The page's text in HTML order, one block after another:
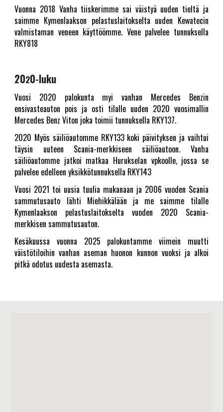
Vuonna 2018 Vanha tiiskerimme sai väistyä uuden tieltä ja
saimme Kymenlaakson pelastuslaitokselta uuden Kewatecin
valmistaman veneen käyttöömme. Vene palvelee tunnuksella
RKY818
2020-luku
Vuosi 2020 palokunta myi vanhan Mercedes Benzin
ensivasteauton pois ja osti tilalle uuden 2020 vuosimallin
Mercedes Benz Viton joka toimii tunnuksella RKY137.
2020 Myös säiliöautomme RKY133 koki päivityksen ja vaihtui
täysin uuteen Scania-merkkiseen säiliöautoon. Vanha
säiliöautomme jatkoi matkaa Hurukselan vpkoolle, jossa se
palvelee edelleen yksikkötunnuksella RKY143
Vuosi 2021 toi uusia tuulia mukanaan ja 2006 vuoden Scania
sammutusauto lähti Miehikkälään ja me saimme tilalle
Kymenlaakson pelastuslaitokselta vuoden 2020 Scania-
merkkisen sammutusauton.
Kesäkuussa vuonna 2025 palokuntamme viimein muutti
väistötiloihin vanhan aseman huonon kunnon vuoksi ja alkoi
pitkä odotus uudesta asemasta.